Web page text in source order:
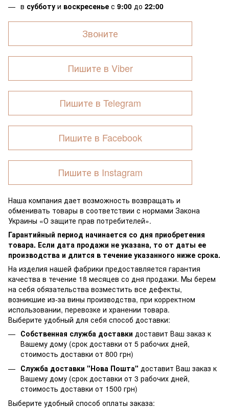
в субботу и воскресенье с 9:00 до 22:00
Звоните
Пишите в Viber
Пишите в Telegram
Пишите в Facebook
Пишите в Instagram
Наша компания дает возможность возвращать и
обменивать товары в соответствии с нормами Закона
Украины «О защите прав потребителей».
Гарантийный период начинается со дня приобретения
товара. Если дата продажи не указана, то от даты ее
производства и длится в течение указанного ниже срока.
На изделия нашей фабрики предоставляется гарантия
качества в течение 18 месяцев со дня продажи. Мы берем
на себя обязательства возместить все дефекты,
возникшие из-за вины производства, при корректном
использовании, перевозке и хранении товара.
Выберите удобный для себя способ доставки:
Собственная служба доставки доставит Ваш заказ к
Вашему дому (срок доставки от 5 рабочих дней,
стоимость доставки от 800 грн)
Служба доставки "Нова Пошта" доставит Ваш заказ к
Вашему дому (срок доставки от 3 рабочих дней,
стоимость доставки от 1500 грн)
Выберите удобный способ оплаты заказа: